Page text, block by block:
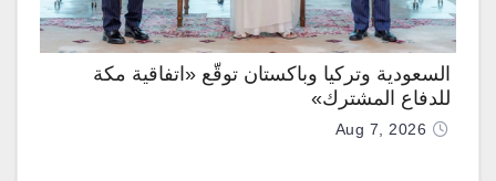
السعودية وتركيا وباكستان توقّع «اتفاقية مكة
للدفاع المشترك»
Aug 7, 2026